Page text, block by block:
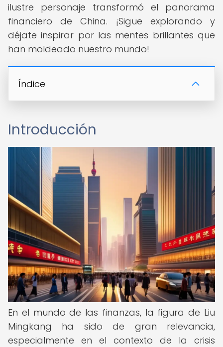
ilustre personaje transformó el panorama
financiero de China. ¡Sigue explorando y
déjate inspirar por las mentes brillantes que
han moldeado nuestro mundo!
Índice
Introducción
En el mundo de las finanzas, la figura de Liu
Mingkang ha sido de gran relevancia,
especialmente en el contexto de la crisis